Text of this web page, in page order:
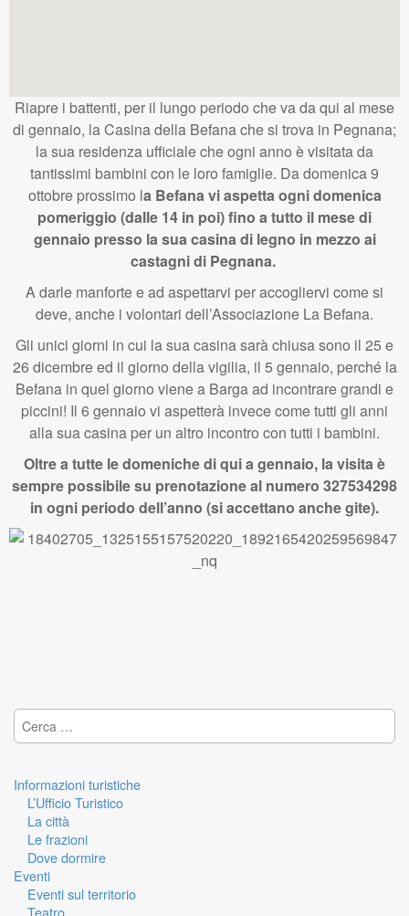
Riapre i battenti, per il lungo periodo che va da qui al mese
di gennaio, la Casina della Befana che si trova in Pegnana;
la sua residenza ufficiale che ogni anno è visitata da
tantissimi bambini con le loro famiglie. Da domenica 9
ottobre prossimo la Befana vi aspetta ogni domenica
pomeriggio (dalle 14 in poi) fino a tutto il mese di
gennaio presso la sua casina di legno in mezzo ai
castagni di Pegnana.
A darle manforte e ad aspettarvi per accogliervi come si
deve, anche i volontari dell’Associazione La Befana.
Gli unici giorni in cui la sua casina sarà chiusa sono il 25 e
26 dicembre ed il giorno della vigilia, il 5 gennaio, perché la
Befana in quel giorno viene a Barga ad incontrare grandi e
piccini! Il 6 gennaio vi aspetterà invece come tutti gli anni
alla sua casina per un altro incontro con tutti i bambini.
Oltre a tutte le domeniche di qui a gennaio, la visita è
sempre possibile su prenotazione al numero 327534298
in ogni periodo dell’anno (si accettano anche gite).
Ricerca per:
Informazioni turistiche
L’Ufficio Turistico
La città
Le frazioni
Dove dormire
Eventi
Eventi sul territorio
Teatro